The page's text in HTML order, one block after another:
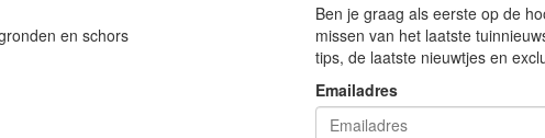
en schors
Ben je graag als eerste op de
missen van het laatste
tips, de laatste nieuwtjes en
Emailadres